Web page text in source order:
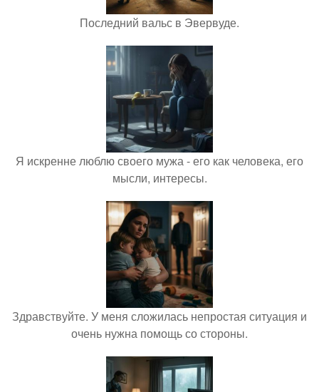
Последний вальс в Эвервуде.
Я искренне люблю своего мужа - его как человека, его
мысли, интересы.
Здравствуйте. У меня сложилась непростая ситуация и
очень нужна помощь со стороны.